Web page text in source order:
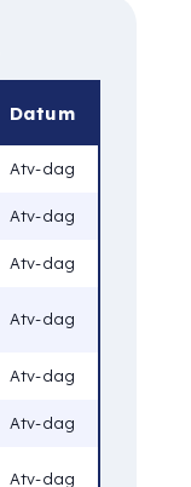
Datum
Atv-dag
Atv-dag
Atv-dag
Atv-dag
Atv-dag
Atv-dag
Atv-dag